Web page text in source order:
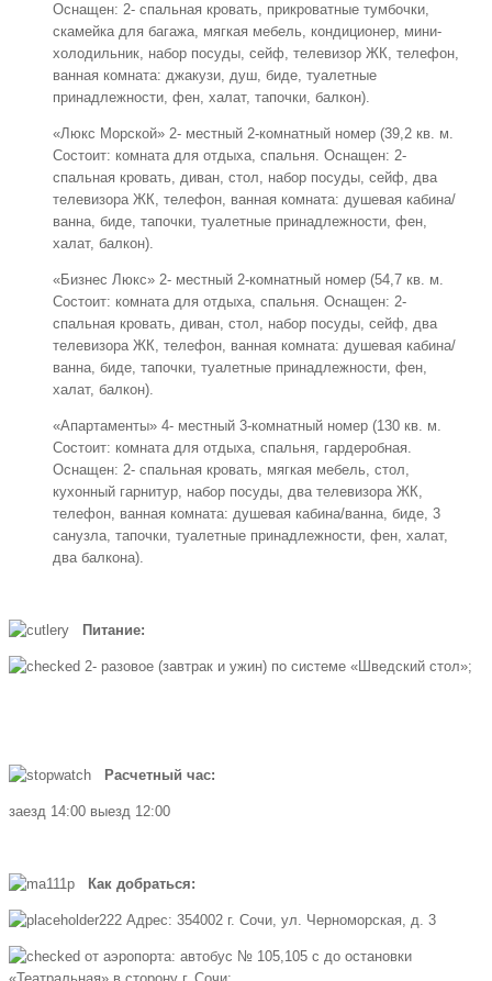
Оснащен: 2- спальная кровать, прикроватные тумбочки,
скамейка для багажа, мягкая мебель, кондиционер, мини-
холодильник, набор посуды, сейф, телевизор ЖК, телефон,
ванная комната: джакузи, душ, биде, туалетные
принадлежности, фен, халат, тапочки, балкон).
«Люкс Морской» 2- местный 2-комнатный номер (39,2 кв. м.
Состоит: комната для отдыха, спальня. Оснащен: 2-
спальная кровать, диван, стол, набор посуды, сейф, два
телевизора ЖК, телефон, ванная комната: душевая кабина/
ванна, биде, тапочки, туалетные принадлежности, фен,
халат, балкон).
«Бизнес Люкс» 2- местный 2-комнатный номер (54,7 кв. м.
Состоит: комната для отдыха, спальня. Оснащен: 2-
спальная кровать, диван, стол, набор посуды, сейф, два
телевизора ЖК, телефон, ванная комната: душевая кабина/
ванна, биде, тапочки, туалетные принадлежности, фен,
халат, балкон).
«Апартаменты» 4- местный 3-комнатный номер (130 кв. м.
Состоит: комната для отдыха, спальня, гардеробная.
Оснащен: 2- спальная кровать, мягкая мебель, стол,
кухонный гарнитур, набор посуды, два телевизора ЖК,
телефон, ванная комната: душевая кабина/ванна, биде, 3
санузла, тапочки, туалетные принадлежности, фен, халат,
два балкона).
Питание:
2- разовое (завтрак и ужин) по системе «Шведский стол»;
Расчетный час:
заезд 14:00 выезд 12:00
Как добраться:
Адрес: 354002 г. Сочи, ул. Черноморская, д. 3
от аэропорта: автобус № 105,105 с до остановки